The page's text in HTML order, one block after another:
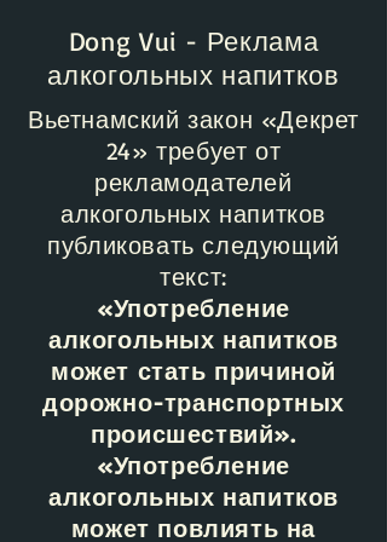
Dong Vui - Реклама
алкогольных напитков
Вьетнамский закон «Декрет
24» требует от
рекламодателей
алкогольных напитков
публиковать следующий
текст:
«Употребление
алкогольных напитков
может стать причиной
дорожно-транспортных
происшествий».
«Употребление
алкогольных напитков
может повлиять на